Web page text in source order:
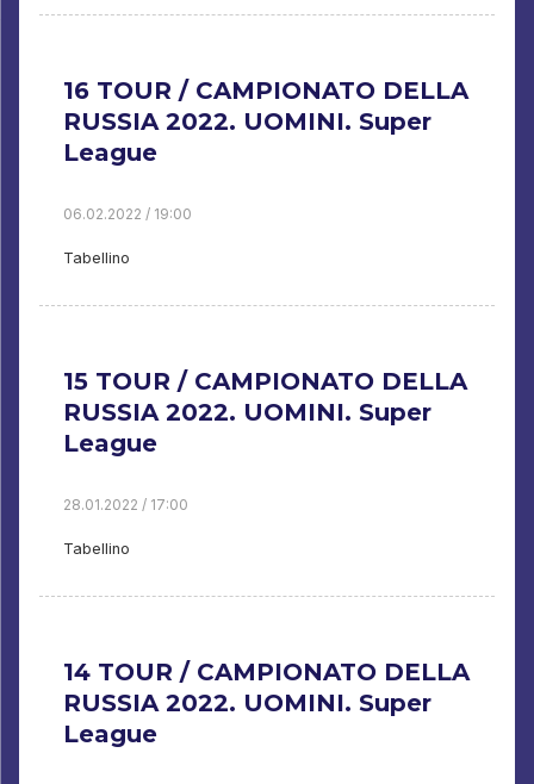
16 TOUR / CAMPIONATO DELLA
RUSSIA 2022. UOMINI. Super
League
06.02.2022 / 19:00
Tabellino
15 TOUR / CAMPIONATO DELLA
RUSSIA 2022. UOMINI. Super
League
28.01.2022 / 17:00
Tabellino
14 TOUR / CAMPIONATO DELLA
RUSSIA 2022. UOMINI. Super
League